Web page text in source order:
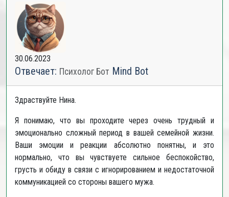
30.06.2023
Отвечает: Психолог Бот Mind Bot
Здраствуйте Нина.
Я понимаю, что вы проходите через очень трудный и
эмоционально сложный период в вашей семейной жизни.
Ваши эмоции и реакции абсолютно понятны, и это
нормально, что вы чувствуете сильное беспокойство,
грусть и обиду в связи с игнорированием и недостаточной
коммуникацией со стороны вашего мужа.